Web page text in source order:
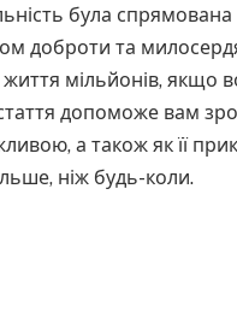
була
доброти та
мільйонів, якщо
допоможе вам
а також як її
ніж будь-коли.